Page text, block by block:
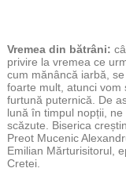
Vremea din bătrâni:
privire la vremea ce
cum mănâncă iarbă,
foarte mult, atunci vom
furtună puternică. De
lună în timpul nopții,
scăzute. Biserica
Preot Mucenic
Emilian Mărturisitorul,
Cretei.